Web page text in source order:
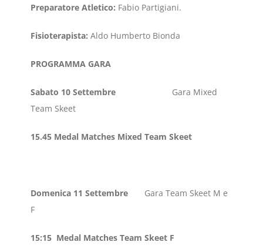
Preparatore Atletico: Fabio Partigiani.
Fisioterapista: Aldo Humberto Bionda
PROGRAMMA GARA
Sabato 10 Settembre Gara Mixed
Team Skeet
15.45 Medal Matches Mixed Team Skeet
Domenica 11 Settembre Gara Team Skeet M e
F
15:15 Medal Matches Team Skeet F